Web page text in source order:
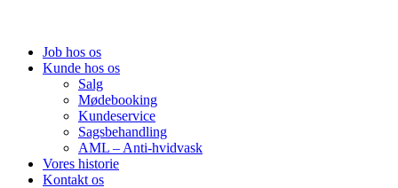
Job hos os
Kunde hos os
Salg
Mødebooking
Kundeservice
Sagsbehandling
AML – Anti-hvidvask
Vores historie
Kontakt os